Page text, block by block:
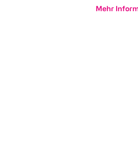
Mehr